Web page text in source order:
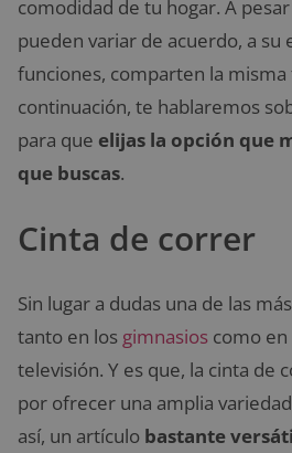
comodidad de tu hogar. A
pueden variar de acuerdo, a su
funciones, comparten la misma
continuación, te hablaremos
para que elijas la opción que
que buscas.
Cinta de correr
Sin lugar a dudas una de las
tanto en los gimnasios como
televisión. Y es que, la cinta de
por ofrecer una amplia
así, un artículo bastante